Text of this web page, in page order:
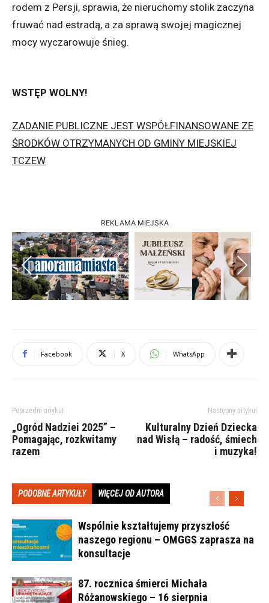
rodem z Persji, sprawia, że nieruchomy stolik zaczyna
fruwać nad estradą, a za sprawą swojej magicznej
mocy wyczarowuje śnieg.
WSTĘP WOLNY!
ZADANIE PUBLICZNE JEST WSPÓŁFINANSOWANE ZE
ŚRODKÓW OTRZYMANYCH OD GMINY MIEJSKIEJ
TCZEW
REKLAMA MIEJSKA
Previous Next
Facebook X WhatsApp
Poprzedni artykuł
„Ogród Nadziei 2025” –
Pomagając, rozkwitamy
razem
Następny artykuł
Kulturalny Dzień Dziecka
nad Wisłą – radość, śmiech
i muzyka!
PODOBNE ARTYKUŁY WIĘCEJ OD AUTORA
Wspólnie kształtujemy przyszłość
naszego regionu – OMGGS zaprasza na
konsultacje
87. rocznica śmierci Michała
Różanowskiego – 16 sierpnia